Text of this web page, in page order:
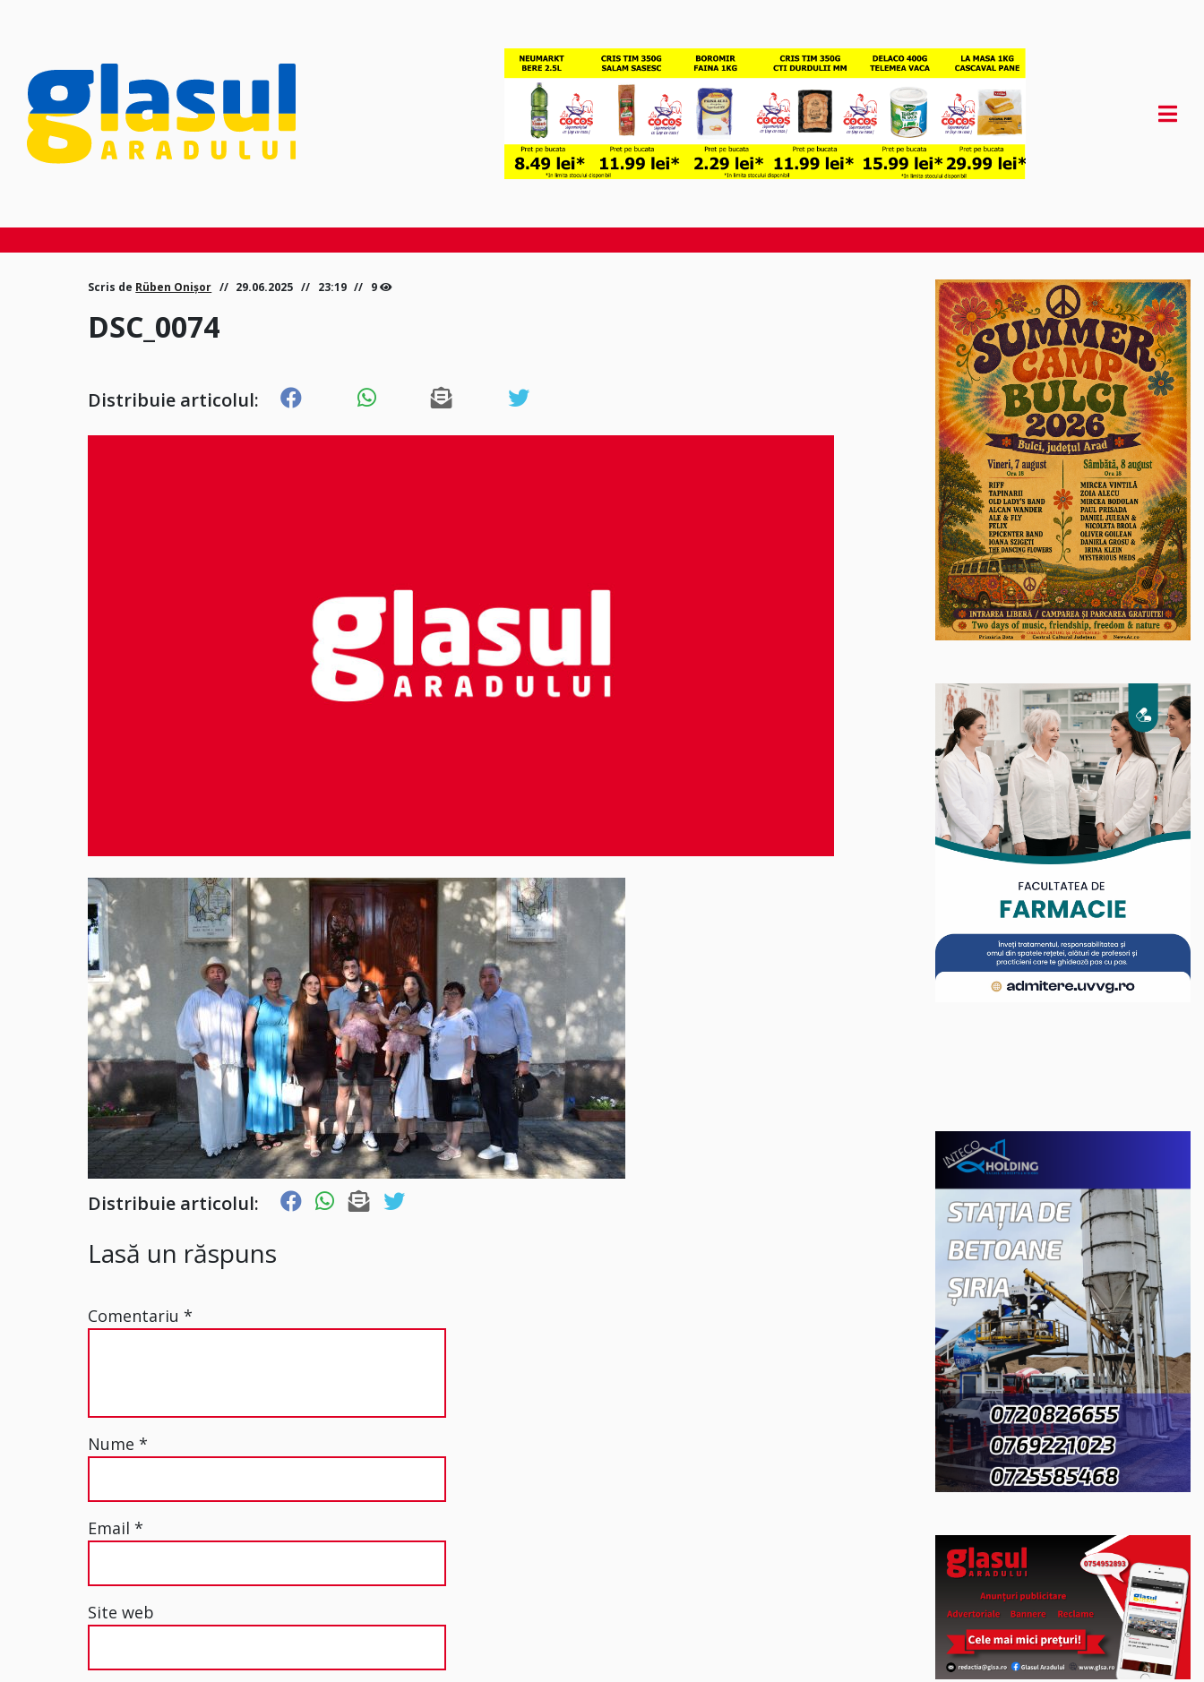
Scris de Rüben Onișor 29.06.2025 23:19 9
DSC_0074
Distribuie articolul:
Distribuie articolul:
Lasă un răspuns
Comentariu*
Nume*
Email*
Site web